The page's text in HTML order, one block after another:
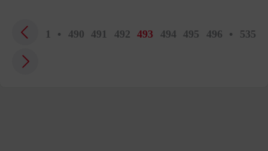
1 • 490 491 492 493 494 495 496 • 535